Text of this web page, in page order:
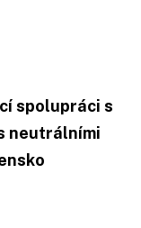
spolupráci s
neutrálními